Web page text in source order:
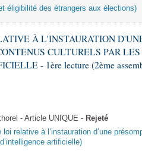
éligibilité des étrangers aux élections)
À L'INSTAURATION
CULTURELS PAR LES
- 1ère lecture (2ème
- Article UNIQUE - Rejeté
relative à l’instauration d’une
artificielle)